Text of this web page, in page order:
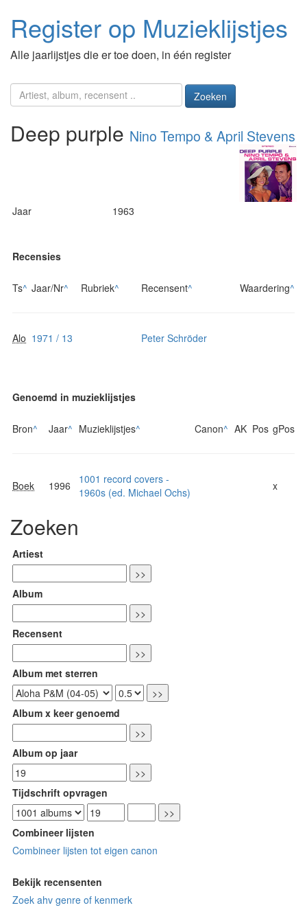
Register op Muzieklijstjes
Alle jaarlijstjes die er toe doen, in één register
Zoeken
Deep purple Nino Tempo & April Stevens
Jaar 1963
Recensies
Ts^ Jaar/Nr^ Rubriek^ Recensent^ Waardering^
Alo 1971 / 13 Peter Schröder
Genoemd in muzieklijstjes
Bron^ Jaar^ Muzieklijstjes^ Canon^ AK Pos gPos
Boek 1996
1001 record covers -
1960s (ed. Michael Ochs)
x
Zoeken
Artiest
Album
Recensent
Album met sterren
Album x keer genoemd
Album op jaar
Tijdschrift opvragen
Combineer lijsten
Combineer lijsten tot eigen canon
Bekijk recensenten
Zoek ahv genre of kenmerk